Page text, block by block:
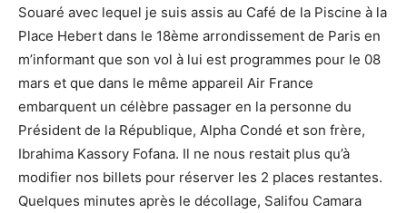
Souaré avec lequel je suis assis au Café de la Piscine à la
Place Hebert dans le 18ème arrondissement de Paris en
m’informant que son vol à lui est programmes pour le 08
mars et que dans le même appareil Air France
embarquent un célèbre passager en la personne du
Président de la République, Alpha Condé et son frère,
Ibrahima Kassory Fofana. Il ne nous restait plus qu’à
modifier nos billets pour réserver les 2 places restantes.
Quelques minutes après le décollage, Salifou Camara